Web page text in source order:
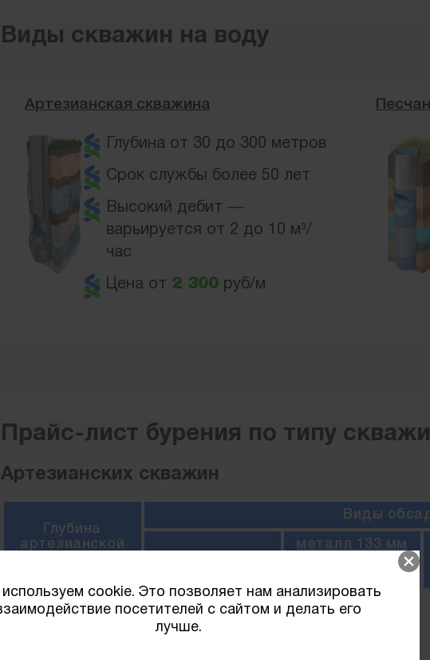
Виды скважин на воду
Артезианская скважина
Глубина от 30 до 300 метров
Срок службы более 50 лет
Высокий дебит —
варьируется от 2 до 10 м³/
час
Цена от 2 300руб/м
Прайс-лист бурения по типу
Артезианских скважин
Глубина
артезианской
Виды
металл 133 мм
+ ПНД 117 или
20 м 46 000 руб. 52 000 руб.
cookie. Это позволяет нам анализировать
посетителей с сайтом и делать его
лучше.